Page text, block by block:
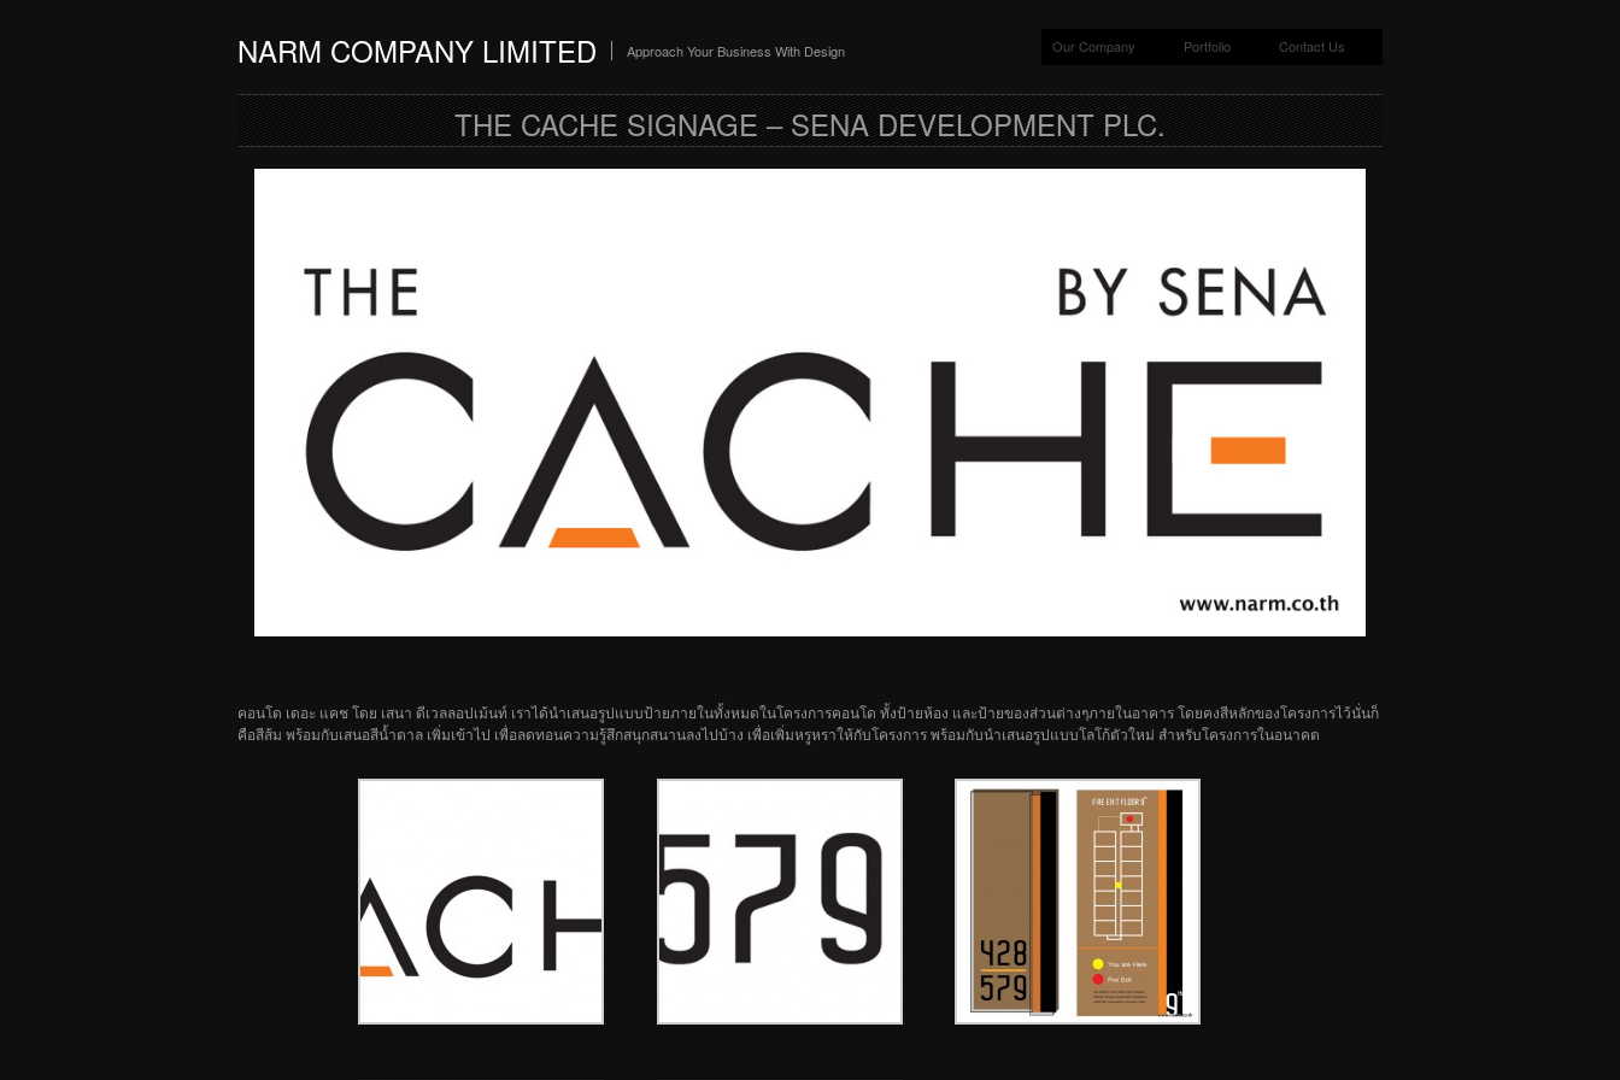
NARM COMPANY LIMITED Approach Your Business With Design Our Company Portfolio Contact Us
THE CACHE SIGNAGE – SENA DEVELOPMENT PLC.
คอนโด เดอะ แคช โดย เสนา ดีเวลลอปเม้นท์ เราได้นำเสนอรูปแบบป้ายภายในทั้งหมดในโครงการคอนโด ทั้งป้ายห้อง และป้ายของส่วนต่างๆภายในอาคาร โดยคงสีหลักของโครงการไว้นั่นก็
คือสีส้ม พร้อมกับเสนอสีน้ำตาล เพิ่มเข้าไป เพื่อลดทอนความรู้สึกสนุกสนานลงไปบ้าง เพื่อเพิ่มหรูหราให้กับโครงการ พร้อมกับนำเสนอรูปแบบโลโก้ตัวใหม่ สำหรับโครงการในอนาคต